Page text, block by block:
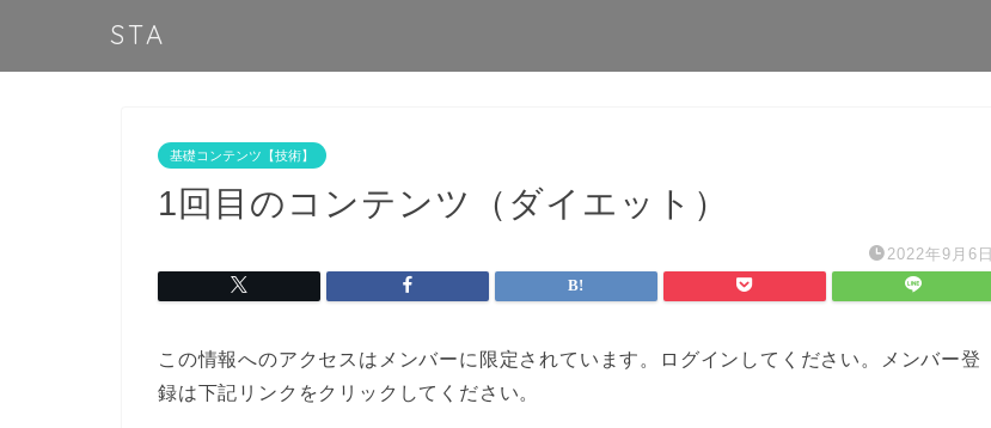
STA
基礎コンテンツ【技術】
1回目のコンテンツ（ダイエット）
2022年9月6日
この情報へのアクセスはメンバーに限定されています。ログインしてください。メンバー登
録は下記リンクをクリックしてください。